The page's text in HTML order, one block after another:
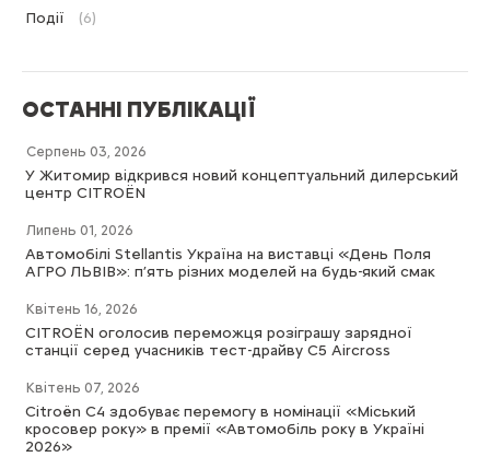
Події
(6)
ОСТАННІ ПУБЛІКАЦІЇ
Серпень 03, 2026
У Житомир відкрився новий концептуальний дилерський
центр CITROËN
Липень 01, 2026
Автомобілі Stellantis Україна на виставці «День Поля
АГРО ЛЬВІВ»: п’ять різних моделей на будь-який смак
Квітень 16, 2026
CITROËN оголосив переможця розіграшу зарядної
станції серед учасників тест-драйву C5 Aircross
Квітень 07, 2026
Citroën C4 здобуває перемогу в номінації «Міський
кросовер року» в премії «Автомобіль року в Україні
2026»